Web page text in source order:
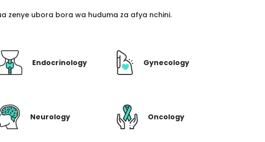
zenye ubora bora wa huduma za afya nchini.
Endocrinology Gynecology
Neurology Oncology